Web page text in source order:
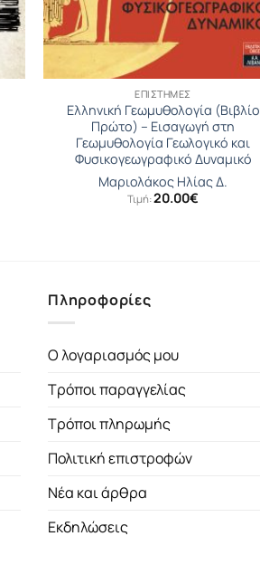
ΕΠΙΣΤΉΜΕΣ
Ελληνική Γεωμυθολογία (Βιβλίο
Πρώτο) – Εισαγωγή στη
Γεωμυθολογία Γεωλογικό και
Φυσικογεωγραφικό Δυναμικό
Μαριολάκος Ηλίας Δ.
Τιμή:20.00€
Πληροφορίες
Ο λογαριασμός μου
Τρόποι παραγγελίας
Τρόποι πληρωμής
Πολιτική επιστροφών
Νέα και άρθρα
Εκδηλώσεις